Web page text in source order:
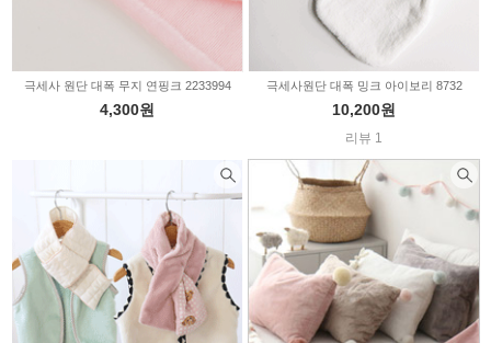
극세사 원단 대폭 무지 연핑크 2233994
4,300원
극세사원단 대폭 밍크 아이보리 8732
10,200원
리뷰 1